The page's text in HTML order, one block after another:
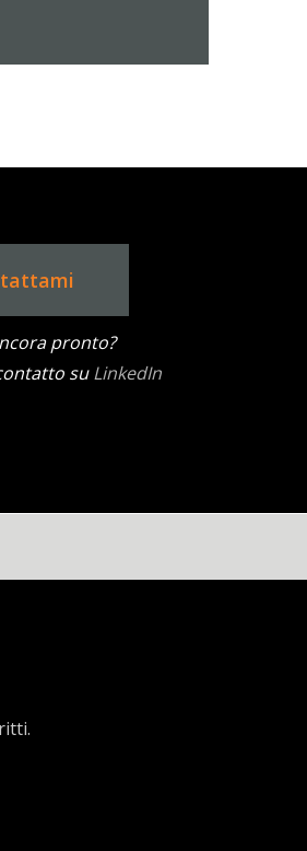
pronto?
suLinkedIn